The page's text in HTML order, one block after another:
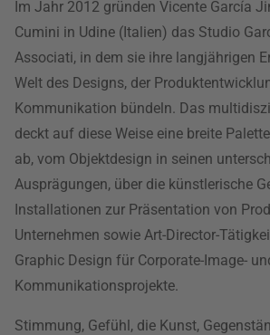
Im Jahr 2012 gründen Vicente García
Cumini in Udine (Italien) das Studio
Associati, in dem sie ihre langjährigen
Welt des Designs, der
Kommunikation bündeln. Das
deckt auf diese Weise eine breite
ab, vom Objektdesign in seinen
Ausprägungen, über die künstlerische
Installationen zur Präsentation von
Unternehmen sowie Art-Director-
Graphic Design für Corporate-Image-
Kommunikationsprojekte.
Stimmung, Gefühl, die Kunst,